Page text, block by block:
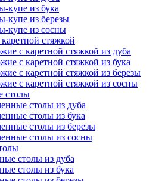
купе из бука
купе из березы
купе из сосны
стяжкой
с каретной стяжкой из дуба
с каретной стяжкой из бука
с каретной стяжкой из березы
с каретной стяжкой из сосны
столы
столы из дуба
столы из бука
столы из березы
столы из сосны
столы из дуба
столы из бука